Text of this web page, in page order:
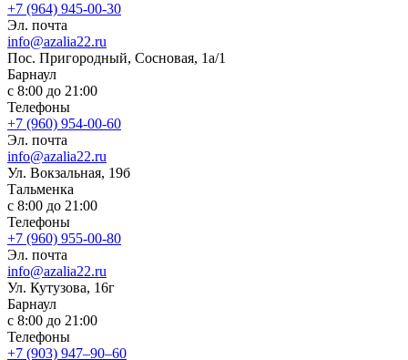
+7 (964) 945-00-30
Эл. почта
info@azalia22.ru
Пос. Пригородный, Сосновая, 1а/1
Барнаул
с 8:00 до 21:00
Телефоны
+7 (960) 954-00-60
Эл. почта
info@azalia22.ru
Ул. Вокзальная, 19б
Тальменка
с 8:00 до 21:00
Телефоны
+7 (960) 955-00-80
Эл. почта
info@azalia22.ru
Ул. Кутузова, 16г
Барнаул
с 8:00 до 21:00
Телефоны
+7 (903) 947‒90‒60